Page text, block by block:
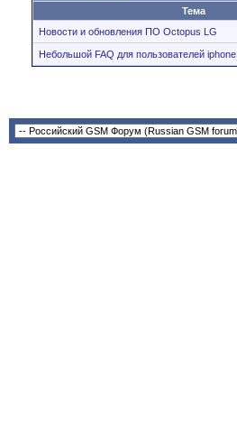
Тема
Новости и обновления ПО Octopus LG
Небольшой FAQ для пользователей iphone